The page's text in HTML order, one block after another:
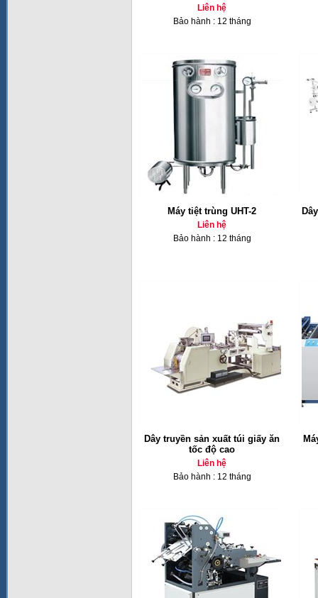
Liên hệ
Bảo hành : 12 tháng
Máy tiệt trùng UHT-2
Liên hệ
Bảo hành : 12 tháng
Dây truyền sản xuất túi giấy ăn
tốc độ cao
Liên hệ
Bảo hành : 12 tháng